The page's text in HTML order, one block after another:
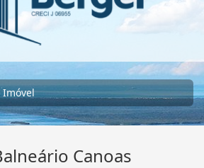
Imóvel
Canoas